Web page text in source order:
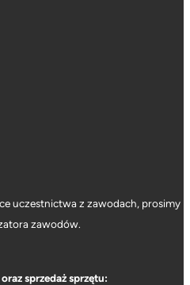
uczestnictwa z zawodach, prosimy
zawodów.
sprzedaż sprzętu: